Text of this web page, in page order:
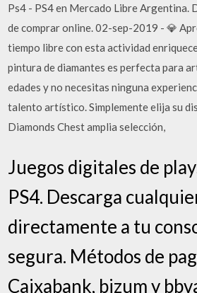
Ps4 - PS4 en Mercado Libre Argentina.
de comprar online. 02-sep-2019 - 💎
tiempo libre con esta actividad
pintura de diamantes es perfecta para
edades y no necesitas ninguna
talento artístico. Simplemente elija su
Diamonds Chest amplia selección,
Juegos digitales de
PS4. Descarga
directamente a tu
segura. Métodos de
Caixabank, bizum y